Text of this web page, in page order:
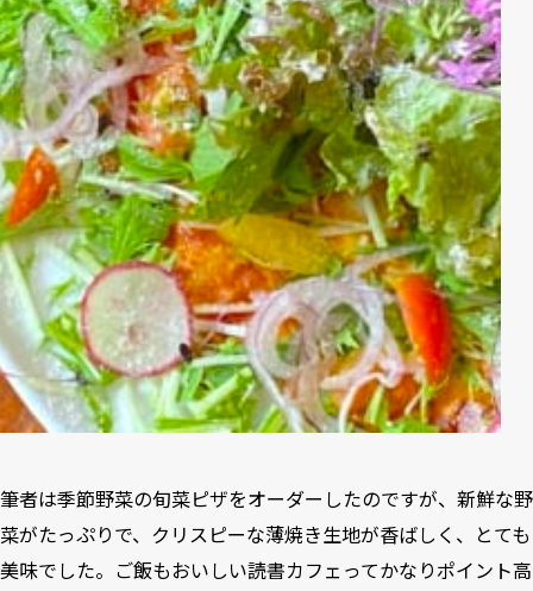
筆者は季節野菜の旬菜ピザをオーダーしたのですが、新鮮な野
菜がたっぷりで、クリスピーな薄焼き生地が香ばしく、とても
美味でした。ご飯もおいしい読書カフェってかなりポイント高